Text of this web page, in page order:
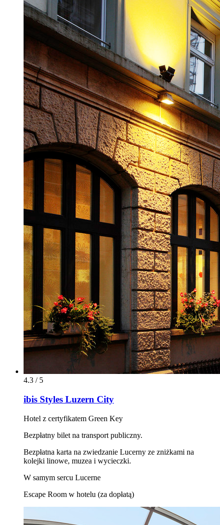
4.3 / 5
ibis Styles Luzern City
Hotel z certyfikatem Green Key
Bezpłatny bilet na transport publiczny.
Bezpłatna karta na zwiedzanie Lucerny ze zniżkami na
kolejki linowe, muzea i wycieczki.
W samym sercu Lucerne
Escape Room w hotelu (za dopłatą)